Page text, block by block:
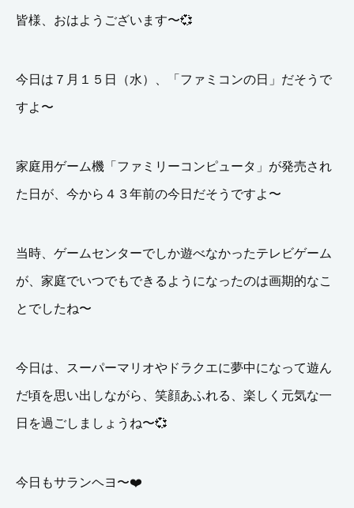
皆様、おはようございます〜💞
今日は７月１５日（水）、「ファミコンの日」だそうで
すよ〜
家庭用ゲーム機「ファミリーコンピュータ」が発売され
た日が、今から４３年前の今日だそうですよ〜
当時、ゲームセンターでしか遊べなかったテレビゲーム
が、家庭でいつでもできるようになったのは画期的なこ
とでしたね〜
今日は、スーパーマリオやドラクエに夢中になって遊ん
だ頃を思い出しながら、笑顔あふれる、楽しく元気な一
日を過ごしましょうね〜💞
今日もサランヘヨ〜❤️